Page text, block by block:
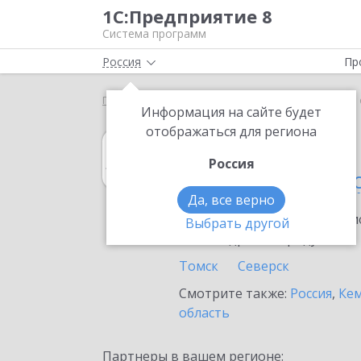
1С:Предприятие 8
Система программ
Россия
Информация на сайте будет
отображаться для региона
Россия
Да, все верно
Выбрать другой
Главная
1С:Архив
в Томской
Ознакомьтесь с
Томск
Северск
Смотрите также: Россия,
область
Партнеры в вашем регионе: